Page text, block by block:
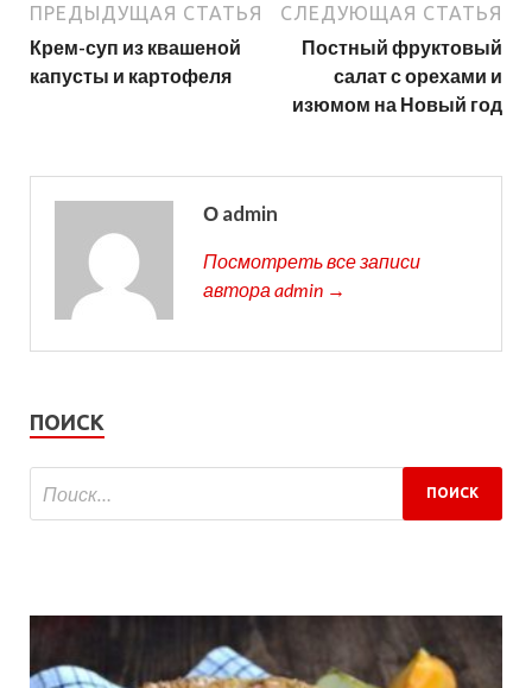
ПРЕДЫДУЩАЯ СТАТЬЯ
Крем-суп из квашеной
капусты и картофеля
СЛЕДУЮЩАЯ СТАТЬЯ
Постный фруктовый
салат с орехами и
изюмом на Новый год
О admin
Посмотреть все записи
автора admin →
ПОИСК